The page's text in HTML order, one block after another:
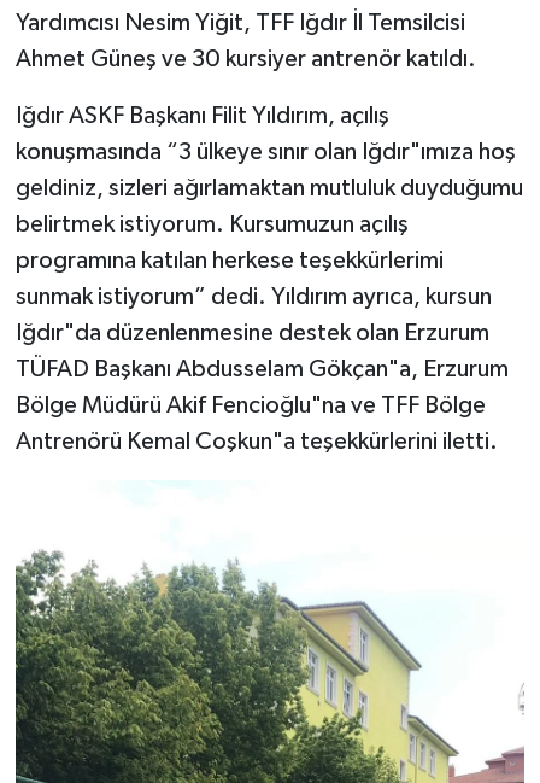
Yardımcısı Nesim Yiğit, TFF Iğdır İl Temsilcisi
Ahmet Güneş ve 30 kursiyer antrenör katıldı.
Iğdır ASKF Başkanı Filit Yıldırım, açılış
konuşmasında “3 ülkeye sınır olan Iğdır"ımıza hoş
geldiniz, sizleri ağırlamaktan mutluluk duyduğumu
belirtmek istiyorum. Kursumuzun açılış
programına katılan herkese teşekkürlerimi
sunmak istiyorum” dedi. Yıldırım ayrıca, kursun
Iğdır"da düzenlenmesine destek olan Erzurum
TÜFAD Başkanı Abdusselam Gökçan"a, Erzurum
Bölge Müdürü Akif Fencioğlu"na ve TFF Bölge
Antrenörü Kemal Coşkun"a teşekkürlerini iletti.